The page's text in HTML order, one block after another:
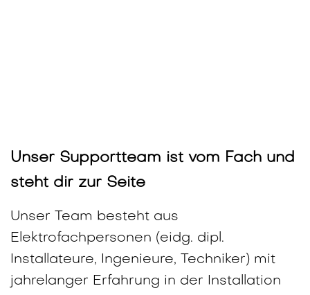
Unser Supportteam ist vom Fach und
steht dir zur Seite
Unser Team besteht aus
Elektrofachpersonen (eidg. dipl.
Installateure, Ingenieure, Techniker) mit
jahrelanger Erfahrung in der Installation